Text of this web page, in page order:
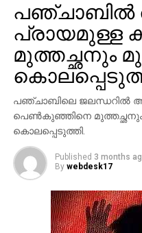
പഞ്ചാബില്‍
പ്രായമുള്ള
മുത്തച്ഛനും
പഞ്ചാബിലെ ജലന്ധറില്‍
പെണ്‍കുഞ്ഞിനെ മുത്തച്ഛനും
കൊലപ്പെടുത്തി.
Published 3 months
By webdesk17